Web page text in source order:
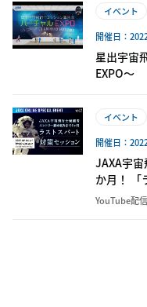
イベント
開催日：
星出宇宙
EXPO～
イベント
開催日：
JAXA宇
か月！ 「
YouTube配信